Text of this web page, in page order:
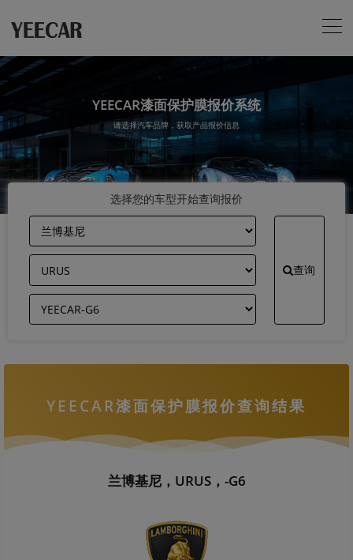
YEECAR漆面保护膜报价系统
请选择汽车品牌，获取产品报价信息
选择您的车型开始查询报价
查询
YEECAR漆面保护膜报价查询结果
兰博基尼，URUS，-G6